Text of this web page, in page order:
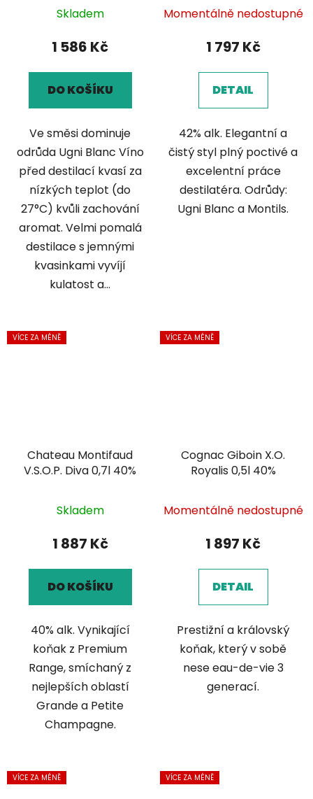
Skladem
1 586 Kč
DO KOŠÍKU
Ve směsi dominuje
odrůda Ugni Blanc Víno
před destilací kvasí za
nízkých teplot (do
27°C) kvůli zachování
aromat. Velmi pomalá
destilace s jemnými
kvasinkami vyvíjí
kulatost a...
Momentálně nedostupné
1 797 Kč
DETAIL
42% alk. Elegantní a
čistý styl plný poctivé a
excelentní práce
destilatéra. Odrůdy:
Ugni Blanc a Montils.
VÍCE ZA MÉNĚ
Chateau Montifaud
V.S.O.P. Diva 0,7l 40%
Skladem
1 887 Kč
DO KOŠÍKU
40% alk. Vynikající
koňak z Premium
Range, smíchaný z
nejlepších oblastí
Grande a Petite
Champagne.
VÍCE ZA MÉNĚ
Cognac Giboin X.O.
Royalis 0,5l 40%
Momentálně nedostupné
1 897 Kč
DETAIL
Prestižní a královský
koňak, který v sobě
nese eau-de-vie 3
generací.
VÍCE ZA MÉNĚ VÍCE ZA MÉNĚ